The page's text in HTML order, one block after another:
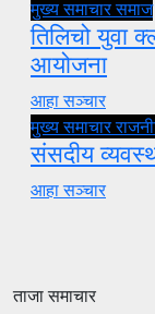
मुख्य समाचारसमाज
तिलिचो युवा
आयोजना
आहा सञ्चार
मुख्य समाचार
संसदीय
आहा सञ्चार
ताजा समाचार